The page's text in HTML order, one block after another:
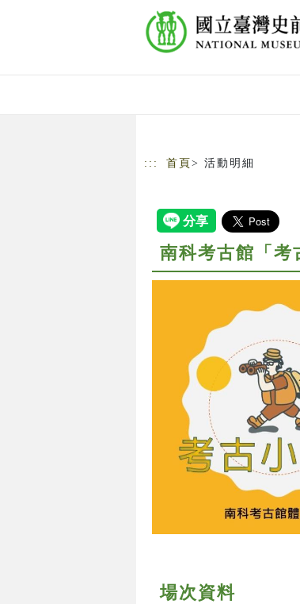
::: 首頁 > 活動明細
南科考古館「考
場次資料